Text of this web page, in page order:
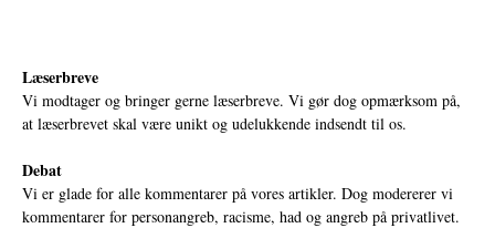
Læserbreve
Vi modtager og bringer gerne læserbreve. Vi gør dog opmærksom på,
at læserbrevet skal være unikt og udelukkende indsendt til os.
Debat
Vi er glade for alle kommentarer på vores artikler. Dog modererer vi
kommentarer for personangreb, racisme, had og angreb på privatlivet.